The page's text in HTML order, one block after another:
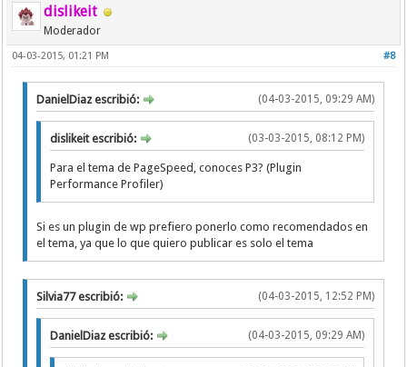
dislikeit
Moderador
#8
04-03-2015, 01:21 PM
(04-03-2015, 09:29 AM)
DanielDiaz escribió:
(03-03-2015, 08:12 PM)
dislikeit escribió:
Para el tema de PageSpeed, conoces P3? (Plugin
Performance Profiler)
Si es un plugin de wp prefiero ponerlo como recomendados en
el tema, ya que lo que quiero publicar es solo el tema
(04-03-2015, 12:52 PM)
Silvia77 escribió:
(04-03-2015, 09:29 AM)
DanielDiaz escribió: